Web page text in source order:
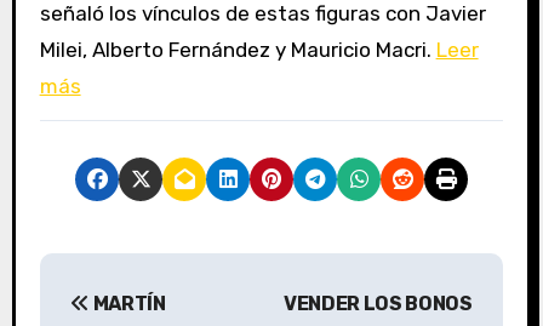
señaló los vínculos de estas figuras con Javier
Milei, Alberto Fernández y Mauricio Macri. Leer
más
N
MARTÍN
VENDER LOS BONOS